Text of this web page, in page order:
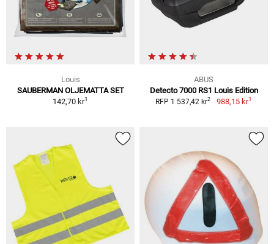
Louis
SAUBERMAN OLJEMATTA SET
142,70 kr1
ABUS
Detecto 7000 RS1 Louis Edition
RFP 1 537,42 kr2 988,15 kr1